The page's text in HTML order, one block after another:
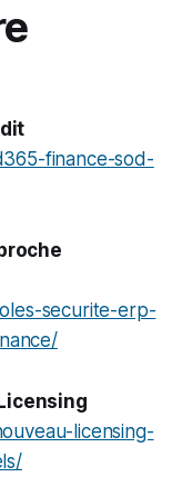
finance-sod-
securite-erp-
licensing-